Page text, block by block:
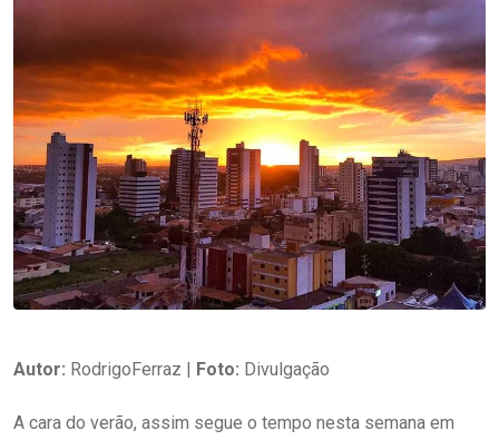
Autor: RodrigoFerraz | Foto: Divulgação
A cara do verão, assim segue o tempo nesta semana em